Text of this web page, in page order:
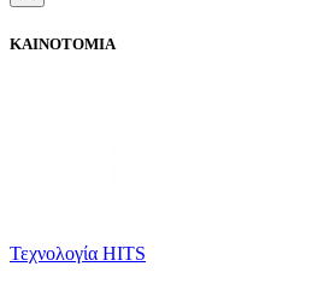
ΚΑΙΝΟΤΟΜΙΑ
Τεχνολογία HITS